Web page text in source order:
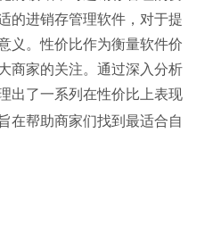
的进销存管理软件，对于提
义。性价比作为衡量软件价
商家的关注。通过深入分析
出了一系列在性价比上表现
旨在帮助商家们找到最适合自